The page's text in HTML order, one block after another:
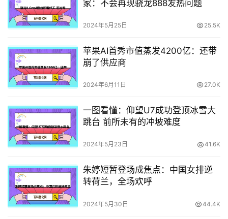
家：不会再现骁龙888发热问题
2024年5月25日 25.5K
苹果AI首秀市值蒸发4200亿：还带
崩了供应商
2024年6月11日 27.0K
一图看懂：仰望U7成功登顶冰雪大
跳台 前所未有的冲坡难度
2024年5月23日 41.6K
朱婷短暂登场成焦点：中国女排逆
转荷兰，全场欢呼
2024年5月30日 44.4K